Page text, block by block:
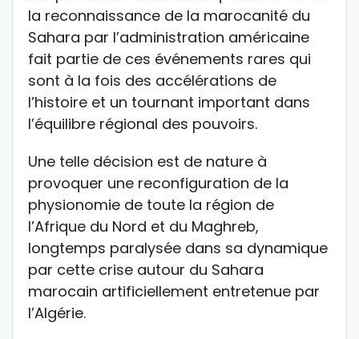
la reconnaissance de la marocanité du
Sahara par l’administration américaine
fait partie de ces événements rares qui
sont à la fois des accélérations de
l’histoire et un tournant important dans
l’équilibre régional des pouvoirs.
Une telle décision est de nature à
provoquer une reconfiguration de la
physionomie de toute la région de
l’Afrique du Nord et du Maghreb,
longtemps paralysée dans sa dynamique
par cette crise autour du Sahara
marocain artificiellement entretenue par
l’Algérie.